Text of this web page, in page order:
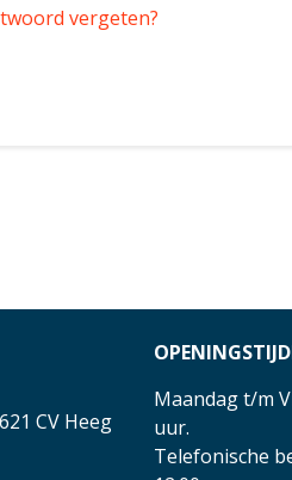
vergeten?
CV Heeg
Maandag t/m
uur.
Telefonische